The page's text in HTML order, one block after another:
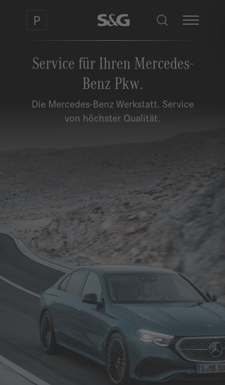
Service für Ihren Mercedes-
Benz Pkw.
Die Mercedes-Benz Werkstatt. Service
von höchster Qualität.